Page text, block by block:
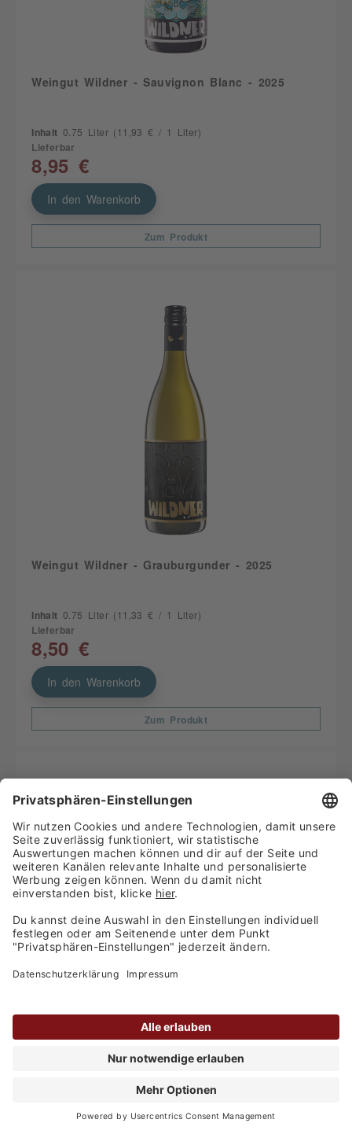
Weingut Wildner - Sauvignon Blanc - 2025
Inhalt 0.75 Liter (11,93 € / 1 Liter)
Lieferbar
8,95 €
In den Warenkorb
Zum Produkt
Weingut Wildner - Grauburgunder - 2025
Inhalt 0.75 Liter (11,33 € / 1 Liter)
Lieferbar
8,50 €
In den Warenkorb
Zum Produkt
(11,27 € / 1 Liter)